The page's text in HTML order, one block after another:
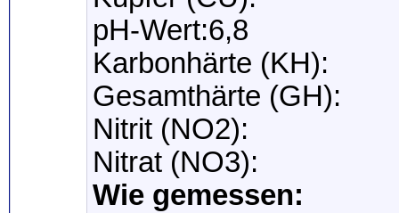
pH-Wert:6,8
Karbonhärte (KH):
Gesamthärte (GH):
Nitrit (NO2):
Nitrat (NO3):
Wie gemessen: